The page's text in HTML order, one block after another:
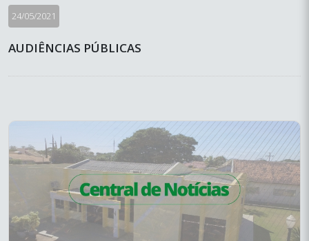
24/05/2021
AUDIÊNCIAS PÚBLICAS